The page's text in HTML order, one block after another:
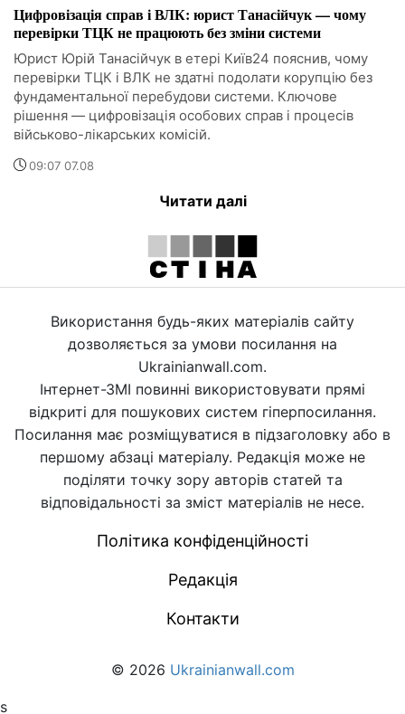
Цифровізація справ і ВЛК: юрист Танасійчук — чому
перевірки ТЦК не працюють без зміни системи
Юрист Юрій Танасійчук в етері Київ24 пояснив, чому
перевірки ТЦК і ВЛК не здатні подолати корупцію без
фундаментальної перебудови системи. Ключове
рішення — цифровізація особових справ і процесів
військово-лікарських комісій.
09:07 07.08
Читати далі
Використання будь-яких матеріалів сайту
дозволяється за умови посилання на
Ukrainianwall.com.
Інтернет-ЗМІ повинні використовувати прямі
відкриті для пошукових систем гіперпосилання.
Посилання має розміщуватися в підзаголовку або в
першому абзаці матеріалу. Редакція може не
поділяти точку зору авторів статей та
відповідальності за зміст матеріалів не несе.
Політика конфіденційності
Редакція
Контакти
© 2026 Ukrainianwall.com
s